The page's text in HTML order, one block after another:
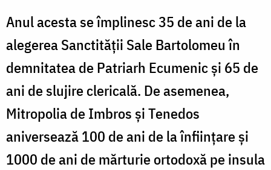
Anul acesta se împlinesc 35 de ani de la
alegerea Sanctității Sale Bartolomeu în
demnitatea de Patriarh Ecumenic și 65 de
ani de slujire clericală. De asemenea,
Mitropolia de Imbros și Tenedos
aniversează 100 de ani de la înființare și
1000 de ani de mărturie ortodoxă pe insula